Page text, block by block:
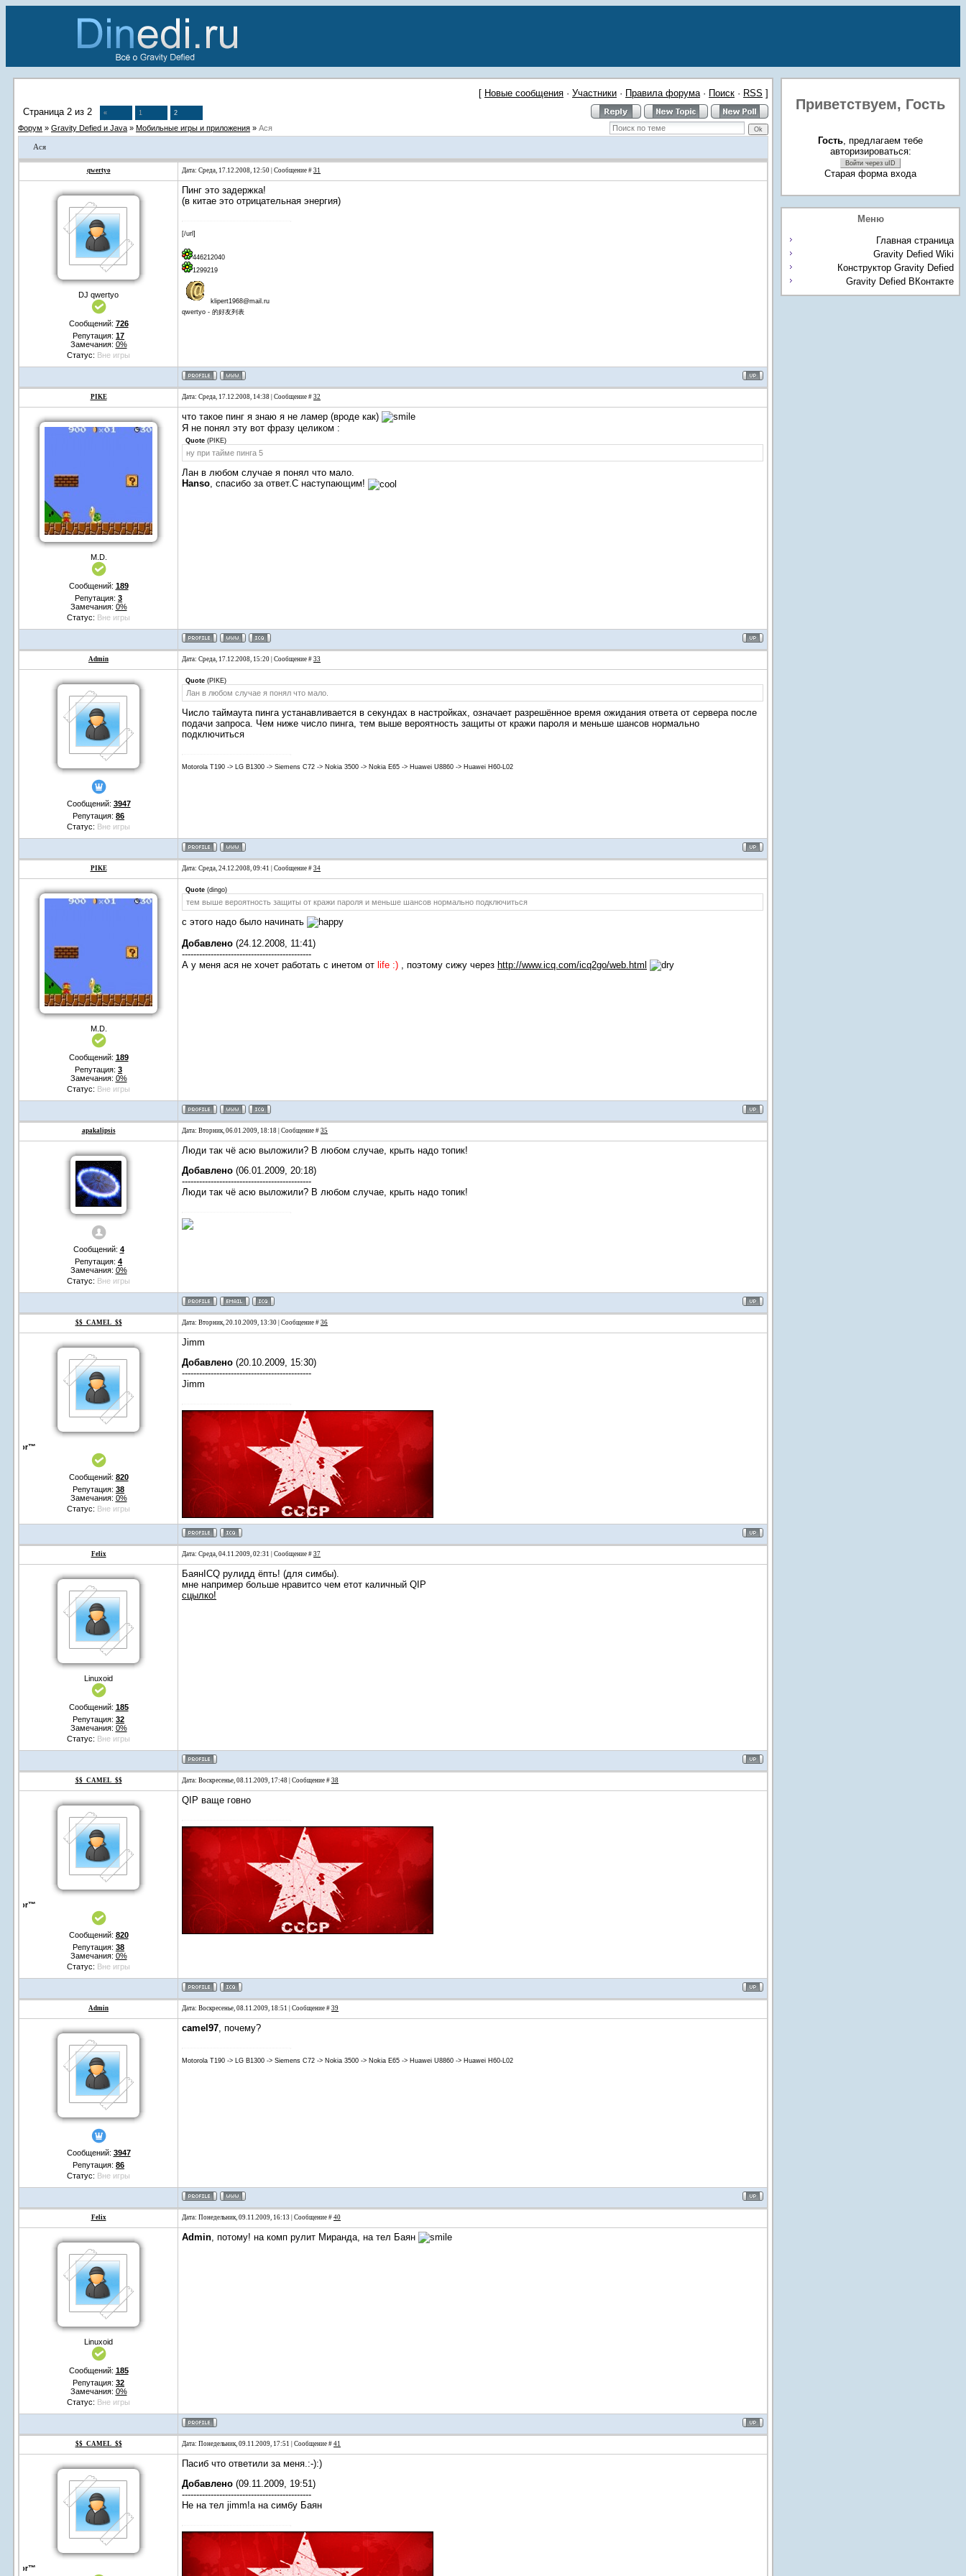
[ Новые сообщения · Участники · Правила форума· Поиск · RSS ]
Страница 2 из 2 « 1 2
Форум » Gravity Defied и Java » Мобильные игры и приложения » Ася
Ася
qwertyo Дата: Среда, 17.12.2008, 12:50 | Сообщение # 31
DJ qwertyo
Сообщений: 726
Репутация: 17
Замечания: 0%
Статус: Вне игры
Пинг это задержка!
(в китае это отрицательная энергия)
[/url]
446212040
1299219
klipert1968@mail.ru
qwertyo - 的好友列表
PIKE Дата: Среда, 17.12.2008, 14:38 | Сообщение # 32
M.D.
Сообщений: 189
Репутация: 3
Замечания: 0%
Статус: Вне игры
что такое пинг я знаю я не ламер (вроде как)
Я не понял эту вот фразу целиком :
Quote (PIKE)
ну при тайме пинга 5
Лан в любом случае я понял что мало.
Hanso, спасибо за ответ.С наступающим!
Admin Дата: Среда, 17.12.2008, 15:20 | Сообщение # 33
Сообщений: 3947
Репутация: 86
Статус: Вне игры
Quote (PIKE)
Лан в любом случае я понял что мало.
Число таймаута пинга устанавливается в секундах в настройках, означает разрешённое время ожидания ответа от сервера после
подачи запроса. Чем ниже число пинга, тем выше вероятность защиты от кражи пароля и меньше шансов нормально
подключиться
Motorola T190 -> LG B1300 -> Siemens C72 -> Nokia 3500 -> Nokia E65 -> Huawei U8860 -> Huawei H60-L02
PIKE Дата: Среда, 24.12.2008, 09:41 | Сообщение # 34
M.D.
Сообщений: 189
Репутация: 3
Замечания: 0%
Статус: Вне игры
Quote (dingo)
тем выше вероятность защиты от кражи пароля и меньше шансов нормально подключиться
с этого надо было начинать
Добавлено (24.12.2008, 11:41)
---------------------------------------------
А у меня ася не хочет работать с инетом от life :) , поэтому сижу через http://www.icq.com/icq2go/web.html
apakalipsis Дата: Вторник, 06.01.2009, 18:18 | Сообщение # 35
Сообщений: 4
Репутация: 4
Замечания: 0%
Статус: Вне игры
Люди так чё асю выложили? В любом случае, крыть надо топик!
Добавлено (06.01.2009, 20:18)
---------------------------------------------
Люди так чё асю выложили? В любом случае, крыть надо топик!
$$_CAMEL_$$ Дата: Вторник, 20.10.2009, 13:30 | Сообщение # 36
Сообщений: 820
Репутация: 38
Замечания: 0%
Статус: Вне игры
Jimm
Добавлено (20.10.2009, 15:30)
---------------------------------------------
Jimm
Felix Дата: Среда, 04.11.2009, 02:31 | Сообщение # 37
Linuxoid
Сообщений: 185
Репутация: 32
Замечания: 0%
Статус: Вне игры
БаянICQ рулидд ёпть! (для симбы).
мне например больше нравитсо чем етот каличный QIP
сцылко!
$$_CAMEL_$$ Дата: Воскресенье, 08.11.2009, 17:48 | Сообщение # 38
Сообщений: 820
Репутация: 38
Замечания: 0%
Статус: Вне игры
QIP ваще говно
Admin Дата: Воскресенье, 08.11.2009, 18:51 | Сообщение # 39
Сообщений: 3947
Репутация: 86
Статус: Вне игры
camel97, почему?
Motorola T190 -> LG B1300 -> Siemens C72 -> Nokia 3500 -> Nokia E65 -> Huawei U8860 -> Huawei H60-L02
Felix Дата: Понедельник, 09.11.2009, 16:13 | Сообщение # 40
Linuxoid
Сообщений: 185
Репутация: 32
Замечания: 0%
Статус: Вне игры
Admin, потому! на комп рулит Миранда, на тел Баян
$$_CAMEL_$$ Дата: Понедельник, 09.11.2009, 17:51 | Сообщение # 41
Пасиб что ответили за меня.:-):)
Добавлено (09.11.2009, 19:51)
---------------------------------------------
Не на тел jimm!а на симбу Баян
Приветствуем, Гость
Гость, предлагаем тебе
авторизироваться:
Войти через uID
Старая форма входа
Меню
Главная страница
Gravity Defied Wiki
Конструктор Gravity Defied
Gravity Defied ВКонтакте